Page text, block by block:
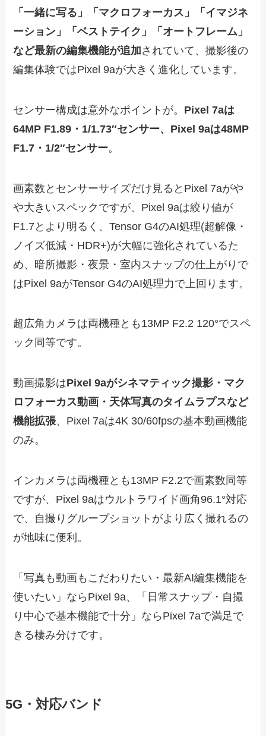
「一緒に写る」「マクロフォーカス」「イマジネ
ーション」「ベストテイク」「オートフレーム」
など最新の編集機能が追加されていて、撮影後の
編集体験ではPixel 9aが大きく進化しています。
センサー構成は意外なポイントが。 Pixel 7aは
64MP F1.89・1/1.73″センサー、Pixel 9aは48MP
F1.7・1/2″センサー。
画素数とセンサーサイズだけ見るとPixel 7aがや
や大きいスペックですが、Pixel 9aは絞り値が
F1.7とより明るく、Tensor G4のAI処理(超解像・
ノイズ低減・HDR+)が大幅に強化されているた
め、暗所撮影・夜景・室内スナップの仕上がりで
はPixel 9aがTensor G4のAI処理力で上回ります。
超広角カメラは両機種とも13MP F2.2 120°でスペ
ック同等です。
動画撮影はPixel 9aがシネマティック撮影・マク
ロフォーカス動画・天体写真のタイムラプスなど
機能拡張、Pixel 7aは4K 30/60fpsの基本動画機能
のみ。
インカメラは両機種とも13MP F2.2で画素数同等
ですが、Pixel 9aはウルトラワイド画角96.1°対応
で、自撮りグループショットがより広く撮れるの
が地味に便利。
「写真も動画もこだわりたい・最新AI編集機能を
使いたい」ならPixel 9a、「日常スナップ・自撮
り中心で基本機能で十分」ならPixel 7aで満足で
きる棲み分けです。
5G・対応バンド